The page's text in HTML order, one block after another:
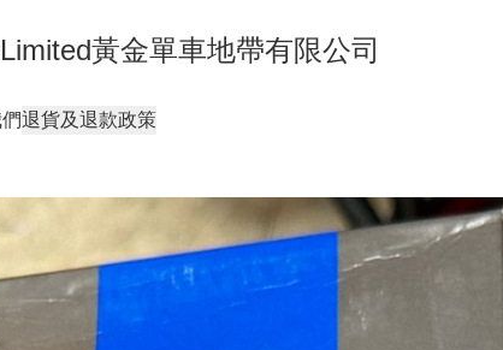
黃金單車地帶有限公司
退貨及退款政策